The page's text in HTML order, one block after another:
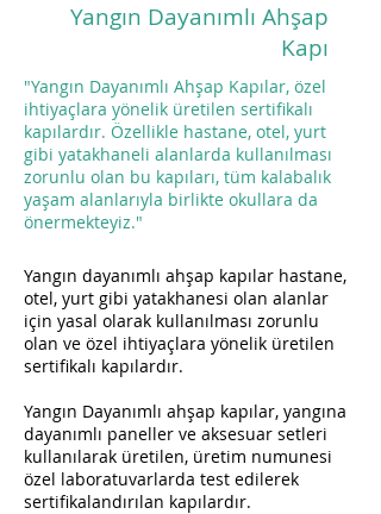
Yangın Dayanımlı Ahşap
Kapı
"Yangın Dayanımlı Ahşap Kapılar, özel
ihtiyaçlara yönelik üretilen sertifikalı
kapılardır. Özellikle hastane, otel, yurt
gibi yatakhaneli alanlarda kullanılması
zorunlu olan bu kapıları, tüm kalabalık
yaşam alanlarıyla birlikte okullara da
önermekteyiz."
Yangın dayanımlı ahşap kapılar hastane,
otel, yurt gibi yatakhanesi olan alanlar
için yasal olarak kullanılması zorunlu
olan ve özel ihtiyaçlara yönelik üretilen
sertifikalı kapılardır.
Yangın Dayanımlı ahşap kapılar, yangına
dayanımlı paneller ve aksesuar setleri
kullanılarak üretilen, üretim numunesi
özel laboratuvarlarda test edilerek
sertifikalandırılan kapılardır.